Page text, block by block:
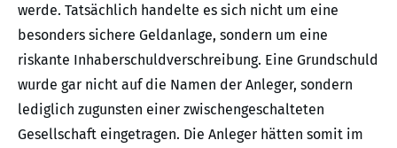
werde. Tatsächlich handelte es sich nicht um eine
besonders sichere Geldanlage, sondern um eine
riskante Inhaberschuldverschreibung. Eine Grundschuld
wurde gar nicht auf die Namen der Anleger, sondern
lediglich zugunsten einer zwischengeschalteten
Gesellschaft eingetragen. Die Anleger hätten somit im